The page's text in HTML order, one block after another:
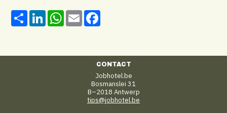
Share LinkedInWhatsApp
Email
CONTACT
Jobhotel.be
Bosmanslei 31
B–2018 Antwerp
tips@jobhotel.be